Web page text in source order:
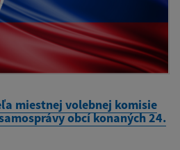
miestnej volebnej komisie
obcí konaných 24.